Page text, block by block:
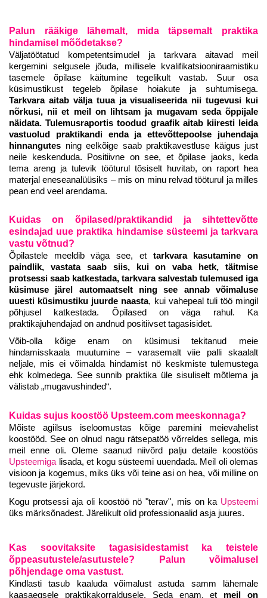
Palun rääkige lähemalt, mida täpsemalt praktika
hindamisel mõõdetakse?
Väljatöötatud kompetentsimudel ja tarkvara aitavad meil
kergemini selgusele jõuda, millisele kvalifikatsiooniraamistiku
tasemele õpilase käitumine tegelikult vastab. Suur osa
küsimustikust tegeleb õpilase hoiakute ja suhtumisega.
Tarkvara aitab välja tuua ja visualiseerida nii tugevusi kui
nõrkusi, nii et meil on lihtsam ja mugavam seda õppijale
näidata. Tulemusraportis toodud graafik aitab kiiresti leida
vastuolud praktikandi enda ja ettevõttepoolse juhendaja
hinnangutes ning eelkõige saab praktikavestluse käigus just
neile keskenduda. Positiivne on see, et õpilase jaoks, keda
tema areng ja tulevik tööturul tõsiselt huvitab, on raport hea
materjal eneseanalüüsiks – mis on minu relvad tööturul ja milles
pean end veel arendama.
Kuidas on õpilased/praktikandid ja sihtettevõtte
esindajad uue praktika hindamise süsteemi ja tarkvara
vastu võtnud?
Õpilastele meeldib väga see, et tarkvara kasutamine on
paindlik, vastata saab siis, kui on vaba hetk, täitmise
protsessi saab katkestada, tarkvara salvestab tulemused iga
küsimuse järel automaatselt ning see annab võimaluse
uuesti küsimustiku juurde naasta, kui vahepeal tuli töö mingil
põhjusel katkestada. Õpilased on väga rahul. Ka
praktikajuhendajad on andnud positiivset tagasisidet.
Võib-olla kõige enam on küsimusi tekitanud meie
hindamisskaala muutumine – varasemalt viie palli skaalalt
neljale, mis ei võimalda hindamist nö keskmiste tulemustega
ehk kolmedega. See sunnib praktika üle sisuliselt mõtlema ja
välistab „mugavushinded“.
Kuidas sujus koostöö Upsteem.com meeskonnaga?
Mõiste agiilsus iseloomustas kõige paremini meievahelist
koostööd. See on olnud nagu rätsepatöö võrreldes sellega, mis
meil enne oli. Oleme saanud niivõrd palju detaile koostöös
Upsteemiga lisada, et kogu süsteemi uuendada. Meil oli olemas
visioon ja kogemus, miks üks või teine asi on hea, või milline on
tegevuste järjekord.
Kogu protsessi aja oli koostöö nö "terav", mis on ka Upsteemi
üks märksõnadest. Järelikult olid professionaalid asja juures.
Kas soovitaksite tagasisidestamist ka teistele
õppeasutustele/asutustele? Palun võimalusel
põhjendage oma vastust.
Kindlasti tasub kaaluda võimalust astuda samm lähemale
kaasaegsele praktikakorraldusele. Seda enam, et meil on